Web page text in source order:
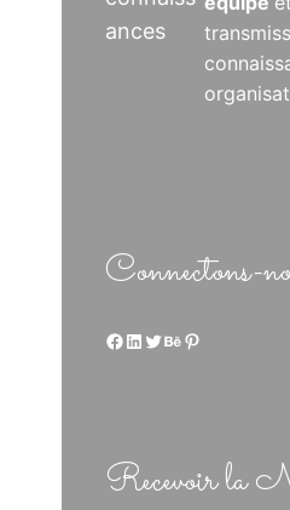
ances
Connectons-
Facebook LinkedIn Twitter Behance Pinterest
Recevoir la